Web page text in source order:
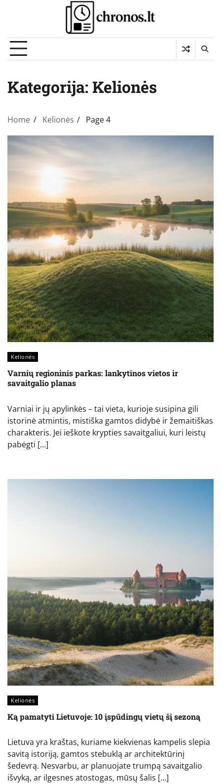
Kategorija: Kelionės
Home Kelionės Page 4
Kelionės
Varnių regioninis parkas: lankytinos vietos ir
savaitgalio planas
Varniai ir jų apylinkės – tai vieta, kurioje susipina gili
istorinė atmintis, mistiška gamtos didybė ir žemaitiškas
charakteris. Jei ieškote krypties savaitgaliui, kuri leistų
pabėgti […]
Kelionės
Ką pamatyti Lietuvoje: 10 įspūdingų vietų šį sezoną
Lietuva yra kraštas, kuriame kiekvienas kampelis slepia
savitą istoriją, gamtos stebuklą ar architektūrinį
šedevrą. Nesvarbu, ar planuojate trumpą savaitgalio
išvyką, ar ilgesnes atostogas, mūsų šalis […]